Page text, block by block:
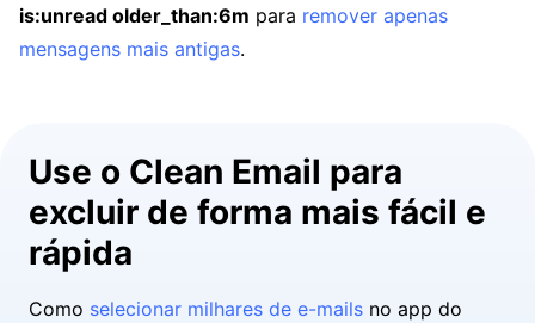
is:unread older_than:6m para remover apenas
mensagens mais antigas.
Use o Clean Email para
excluir de forma mais fácil e
rápida
Como selecionar milhares de e-mails no app do